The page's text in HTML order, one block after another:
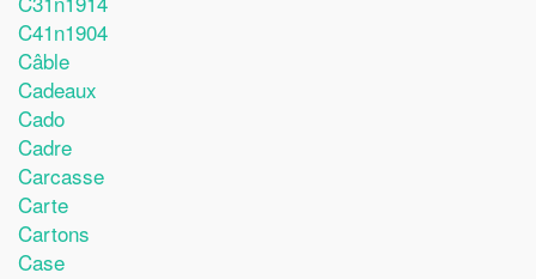
C41n1904
Câble
Cadeaux
Cado
Cadre
Carcasse
Carte
Cartons
Case